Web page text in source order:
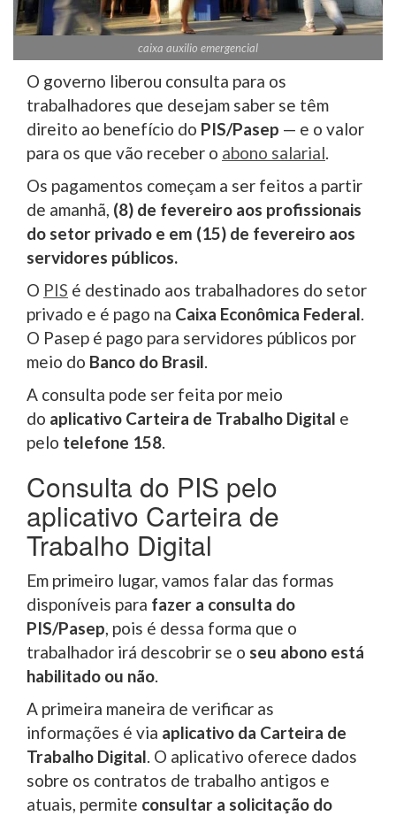
caixa auxilio emergencial
O governo liberou consulta para os
trabalhadores que desejam saber se têm
direito ao benefício do PIS/Pasep — e o valor
para os que vão receber o abono salarial.
Os pagamentos começam a ser feitos a partir
de amanhã, (8) de fevereiro aos profissionais
do setor privado e em (15) de fevereiro aos
servidores públicos.
O PIS é destinado aos trabalhadores do setor
privado e é pago na Caixa Econômica Federal.
O Pasep é pago para servidores públicos por
meio do Banco do Brasil.
A consulta pode ser feita por meio
do aplicativo Carteira de Trabalho Digital e
pelo telefone 158.
Consulta do PIS pelo
aplicativo Carteira de
Trabalho Digital
Em primeiro lugar, vamos falar das formas
disponíveis para fazer a consulta do
PIS/Pasep, pois é dessa forma que o
trabalhador irá descobrir se o seu abono está
habilitado ou não.
A primeira maneira de verificar as
informações é via aplicativo da Carteira de
Trabalho Digital. O aplicativo oferece dados
sobre os contratos de trabalho antigos e
atuais, permite consultar a solicitação do